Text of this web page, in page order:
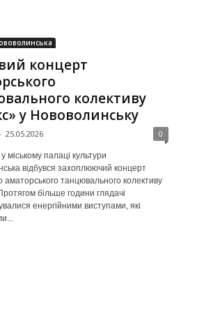
концерт
колективу
у Нововолинську
25.05.2026 0
міському палаці культури
відбувся захоплюючий концерт
аматорського танцювального колективу
більше години глядачі
енергійними виступами, які